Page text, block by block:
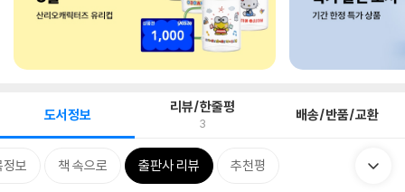
도서정보 리뷰/한줄평
3 배송/반품/교환
정보 책 속으로 출판사 리뷰 추천평